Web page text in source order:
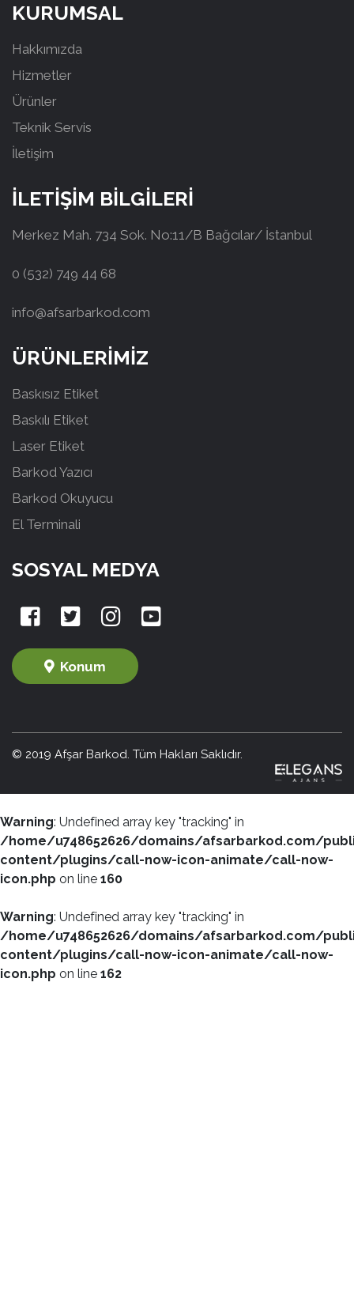
KURUMSAL
Hakkımızda
Hizmetler
Ürünler
Teknik Servis
İletişim
İLETİŞİM BİLGİLERİ
Merkez Mah. 734 Sok. No:11/B Bağcılar/ İstanbul
0 (532) 749 44 68
info@afsarbarkod.com
ÜRÜNLERİMİZ
Baskısız Etiket
Baskılı Etiket
Laser Etiket
Barkod Yazıcı
Barkod Okuyucu
El Terminali
SOSYAL MEDYA
Konum
© 2019 Afşar Barkod. Tüm Hakları Saklıdır.
Warning: Undefined array key "tracking" in
/home/u748652626/domains/afsarbarkod.com/
content/plugins/call-now-icon-animate/call-now-
icon.php on line 160
Warning: Undefined array key "tracking" in
/home/u748652626/domains/afsarbarkod.com/
content/plugins/call-now-icon-animate/call-now-
icon.php on line 162